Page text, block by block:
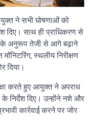
ने सभी घोषणाओं को
दिए। साथ ही प्राधिकरण से
के अनुरूप तेजी से आगे बढ़ाने
स्थलीय निरीक्षण
दिया।
करते हुए आयुक्त ने अपराध
निर्देश दिए। उन्होंने नशे और
कार्रवाई करने पर जोर